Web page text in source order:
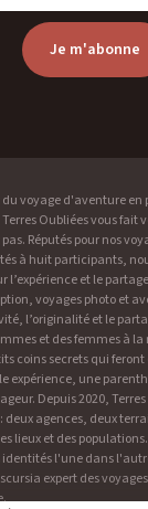
Je m'abonne
voyage d'aventure en
Oubliées vous fait
Réputés pour nos
à huit participants,
l’expérience et le
voyages photo et
l’originalité et le
et des femmes à
coins secrets qui
expérience, une
Depuis 2020,
deux agences, deux
lieux et des
l'une dans
expert des